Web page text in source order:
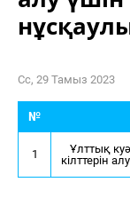
Сс, 29 Тамыз 2023
№
1
Ұлттық
кілттерін